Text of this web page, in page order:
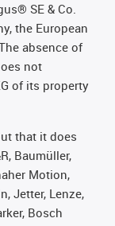
SE & Co.
the European
absence of
not
of its property
that it does
Baumüller,
Motion,
Jetter, Lenze,
Bosch